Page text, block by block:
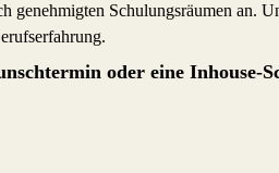
Schulungsräumen an.
oder eine Inhouse-